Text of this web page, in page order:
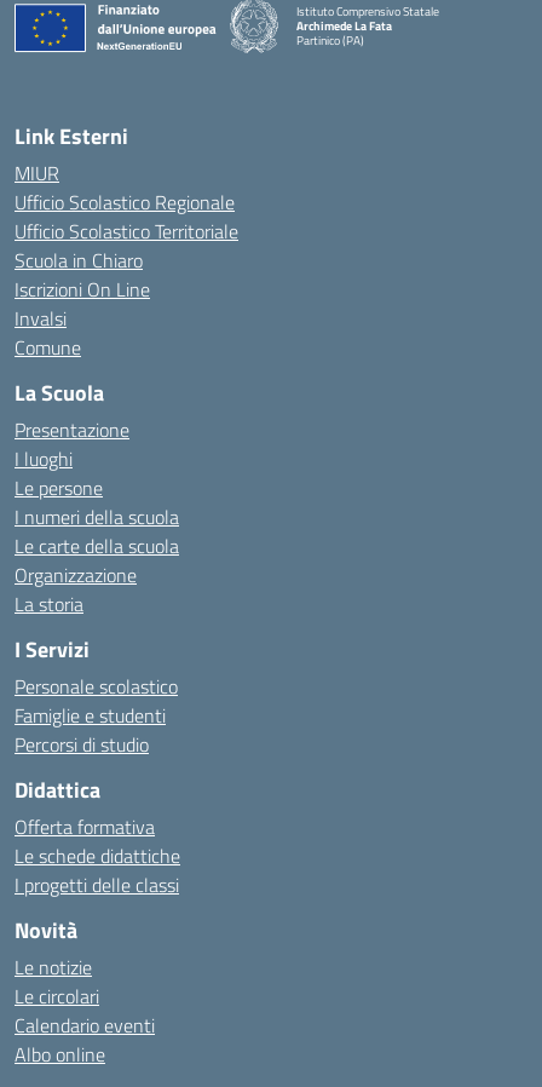
Istituto Comprensivo Statale
Archimede La Fata
Partinico (PA)
Link Esterni
MIUR
Ufficio Scolastico Regionale
Ufficio Scolastico Territoriale
Scuola in Chiaro
Iscrizioni On Line
Invalsi
Comune
La Scuola
Presentazione
I luoghi
Le persone
I numeri della scuola
Le carte della scuola
Organizzazione
La storia
I Servizi
Personale scolastico
Famiglie e studenti
Percorsi di studio
Didattica
Offerta formativa
Le schede didattiche
I progetti delle classi
Novità
Le notizie
Le circolari
Calendario eventi
Albo online